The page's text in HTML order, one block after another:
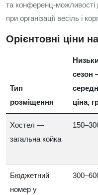
та конференц-можливості
при організації весіль і
Орієнтовні ціни
Тип
розміщення
сезон
ціна,
Хостел —
загальна койка
Бюджетний
номер у